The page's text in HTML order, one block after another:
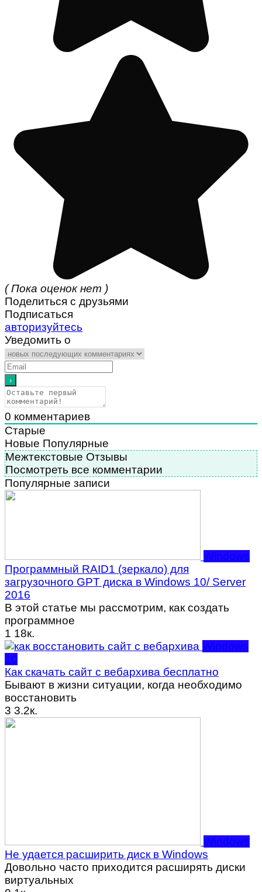
( Пока оценок нет )
Поделиться с друзьями
Подписаться
авторизуйтесь
Уведомить о
0 комментариев
Старые
Новые Популярные
Межтекстовые Отзывы
Посмотреть все комментарии
Популярные записи
Windows
Программный RAID1 (зеркало) для
загрузочного GPT диска в Windows 10/ Server
2016
В этой статье мы рассмотрим, как создать
программное
1 18к.
Windows
10
Как скачать сайт с вебархива бесплатно
Бывают в жизни ситуации, когда необходимо
восстановить
3 3.2к.
Windows
Не удается расширить диск в Windows
Довольно часто приходится расширять диски
виртуальных